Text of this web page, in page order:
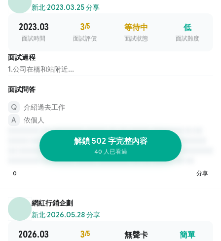
新北·2023.03.25 分享
2023.03
面試時間
3/5
面試評價
等待中
面試狀態
低
面試難度
面試過程
1.公司在橋和站附近...
面試問答
介紹過去工作
依個人
解鎖 502 字完整內容
40 人已看過
0 分享
網紅行銷企劃
新北·2026.05.28 分享
2026.03 3/5 無聲卡 簡單